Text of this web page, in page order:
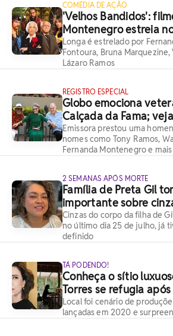
COMÉDIA DE AÇÃO
'Velhos Bandidos':
Montenegro estreia
Longa é estrelado por
Fontoura, Bruna
Lázaro Ramos
REGISTRO ESPECIAL
Globo emociona
Calçada da Fama;
Emissora prestou uma
nomes como Tony Ramos,
Fernanda Montenegro e mais
2 SEMANAS APÓS MORTE
Família de Preta Gil
importante sobre
Cinzas do corpo da filha de
no último dia 25 de julho, já
definido
TÁ PODENDO!
Conheça o sítio
Torres se refugia
Local foi cenário de
lançadas em 2020 e